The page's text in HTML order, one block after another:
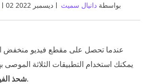
بواسطة دانيال سميث 02 ديسمبر 2022
عندما تحصل على مقطع فيديو منخفض
يمكنك استخدام التطبيقات الثلاثة الموصى
شحذوجعلها واضحة.